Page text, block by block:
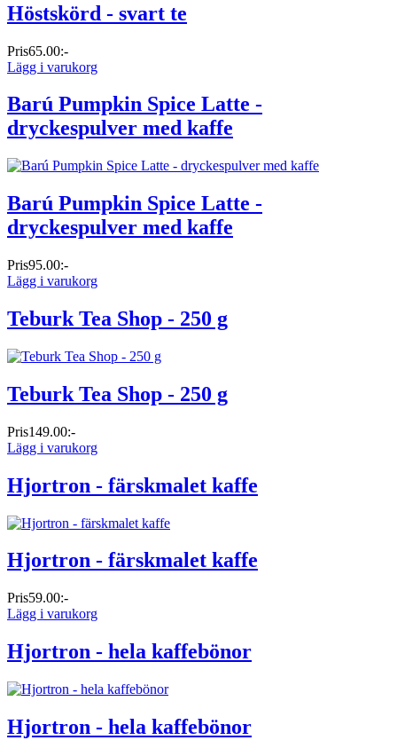
Höstskörd - svart te
Pris65.00:-
Lägg i varukorg
Barú Pumpkin Spice Latte -
dryckespulver med kaffe
Barú Pumpkin Spice Latte -
dryckespulver med kaffe
Pris95.00:-
Lägg i varukorg
Teburk Tea Shop - 250 g
Teburk Tea Shop - 250 g
Pris149.00:-
Lägg i varukorg
Hjortron - färskmalet kaffe
Hjortron - färskmalet kaffe
Pris59.00:-
Lägg i varukorg
Hjortron - hela kaffebönor
Hjortron - hela kaffebönor